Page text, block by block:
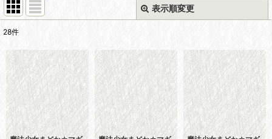
表示順変更
並び順:
絞り込む
28件